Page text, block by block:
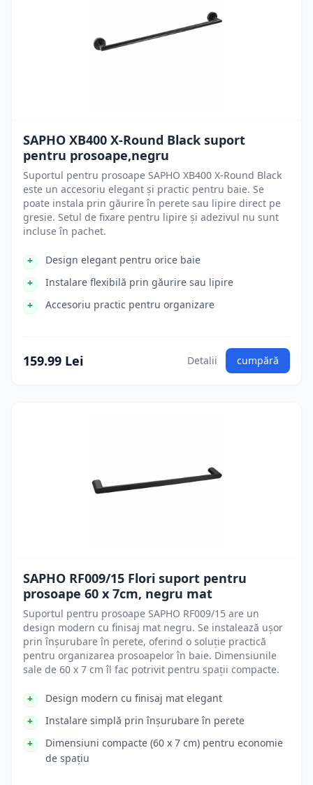
SAPHO XB400 X-Round Black suport
pentru prosoape,negru
Suportul pentru prosoape SAPHO XB400 X-Round Black
este un accesoriu elegant și practic pentru baie. Se
poate instala prin găurire în perete sau lipire direct pe
gresie. Setul de fixare pentru lipire și adezivul nu sunt
incluse în pachet.
Design elegant pentru orice baie
Instalare flexibilă prin găurire sau lipire
Accesoriu practic pentru organizare
159.99 Lei Detalii cumpără
SAPHO RF009/15 Flori suport pentru
prosoape 60 x 7cm, negru mat
Suportul pentru prosoape SAPHO RF009/15 are un
design modern cu finisaj mat negru. Se instalează ușor
prin înșurubare în perete, oferind o soluție practică
pentru organizarea prosoapelor în baie. Dimensiunile
sale de 60 x 7 cm îl fac potrivit pentru spații compacte.
Design modern cu finisaj mat elegant
Instalare simplă prin înșurubare în perete
Dimensiuni compacte (60 x 7 cm) pentru economie
de spațiu